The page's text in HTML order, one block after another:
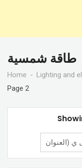
طاقة شمسية
Home Lighting and
Page 2